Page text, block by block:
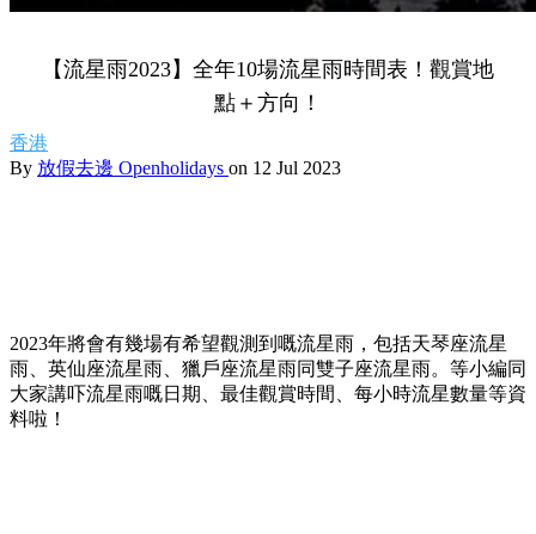
【流星雨2023】全年10場流星雨時間表！觀賞地
點＋方向！
香港
By 放假去邊 Openholidays on 12 Jul 2023
2023年將會有幾場有希望觀測到嘅流星雨，包括天琴座流星
雨、英仙座流星雨、獵戶座流星雨同雙子座流星雨。等小編同
大家講吓流星雨嘅日期、最佳觀賞時間、每小時流星數量等資
料啦！